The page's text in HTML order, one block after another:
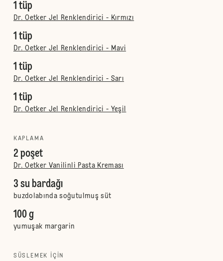
1 tüp
Dr. Oetker Jel Renklendirici - Kırmızı
1 tüp
Dr. Oetker Jel Renklendirici - Mavi
1 tüp
Dr. Oetker Jel Renklendirici - Sarı
1 tüp
Dr. Oetker Jel Renklendirici - Yeşil
KAPLAMA
2 poşet
Dr. Oetker Vanilinli Pasta Kreması
3 su bardağı
buzdolabında soğutulmuş süt
100 g
yumuşak margarin
SÜSLEMEK IÇIN